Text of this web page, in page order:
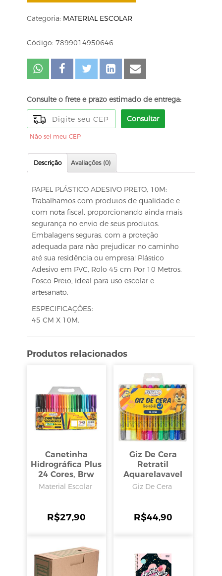
Categoria: MATERIAL ESCOLAR
Código: 7899014950646
Consulte o frete e prazo estimado de entrega:
Consultar
Não sei meu CEP
Descrição Avaliações (0)
PAPEL PLÁSTICO ADESIVO PRETO, 10M:
Trabalhamos com produtos de qualidade e
com nota fiscal, proporcionando ainda mais
segurança no envio de seus produtos.
Embalagens seguras, com a proteção
adequada para não prejudicar no caminho
até sua residência ou empresa! Plástico
Adesivo em PVC, Rolo 45 cm Por 10 Metros.
Fosco Preto, ideal para uso escolar e
artesanato.
ESPECIFICAÇÕES:
45 CM X 10M.
Produtos relacionados
Canetinha
Hidrográfica Plus
24 Cores, Brw
Material Escolar
R$27,90
Giz De Cera
Retratil
Aquarelavavel
Com 12 Cores,
Giz De Cera
R$44,90